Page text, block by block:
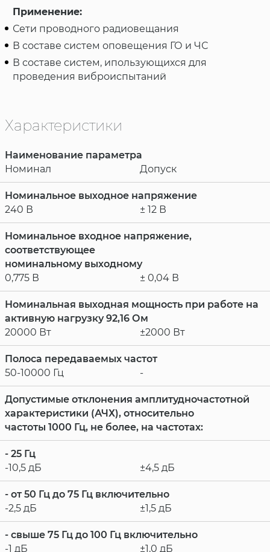
Применение:
Сети проводного радиовещания
В составе систем оповещения ГО и ЧС
В составе систем, ипользующихся для
проведения виброиспытаний
Характеристики
Наименование параметра
Номинал
Допуск
Номинальное выходное напряжение
240 В
± 12 В
Номинальное входное напряжение,
соответствующее
номинальному выходному
0,775 В
± 0,04 В
Номинальная выходная мощность при работе на
активную нагрузку 92,16 Ом
20000 Вт
±2000 Вт
Полоса передаваемых частот
50-10000 Гц
-
Допустимые отклонения амплитудночастотной
характеристики (АЧХ), относительно
частоты 1000 Гц, не более, на частотах:
- 25 Гц
-10,5 дБ
±4,5 дБ
- от 50 Гц до 75 Гц включительно
-2,5 дБ
±1,5 дБ
- свыше 75 Гц до 100 Гц включительно
-1 дБ
±1,0 дБ